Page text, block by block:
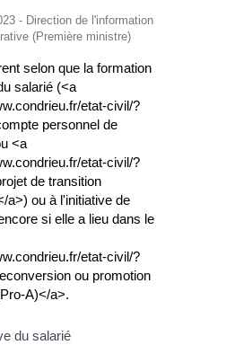
- Direction de l'information
(Première ministre)
selon que la formation
salarié (<a
etat-civil/?
personnel de
<a
etat-civil/?
de transition
a>) ou à l'initiative de
si elle a lieu dans le
etat-civil/?
ou promotion
A)</a>.
du salarié